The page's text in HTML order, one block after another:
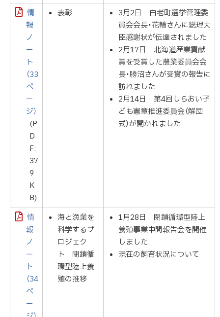
情
報
ノ
ー
ト
（33
ペ
ー
ジ）
(P
D
F:
37
9
K
B)
表彰
3月2日 白老町選挙管理委
員会会長・花輪さんに総理大
臣感謝状が伝達されました
2月17日 北海道産業貢献
賞を受賞した農業委員会会
長・勝沼さんが受賞の報告に
訪れました
2月14日 第4回しらおい子
ども憲章推進委員会（解団
式）が開かれました
情
報
ノ
ー
ト
（34
ペ
ー
海と漁業を
科学するプ
ロジェク
ト 閉鎖循
環型陸上養
殖の推移
1月28日 閉鎖循環型陸上
養殖事業中間報告会を開催
しました
現在の飼育状況について